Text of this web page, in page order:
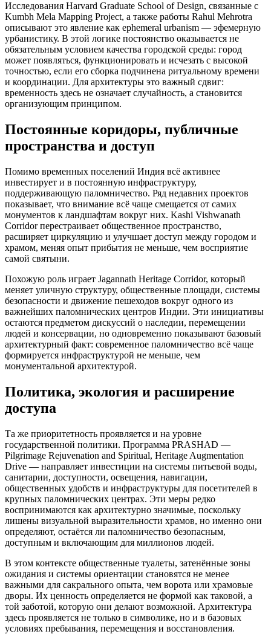
Исследования Harvard Graduate School of Design, связанные с
Kumbh Mela Mapping Project, а также работы Rahul Mehrotra
описывают это явление как ephemeral urbanism — эфемерную
урбанистику. В этой логике постоянство оказывается не
обязательным условием качества городской среды: город
может появляться, функционировать и исчезать с высокой
точностью, если его сборка подчинена ритуальному времени
и координации. Для архитектуры это важный сдвиг:
временность здесь не означает случайность, а становится
организующим принципом.
Постоянные коридоры, публичные
пространства и доступ
Помимо временных поселений Индия всё активнее
инвестирует и в постоянную инфраструктуру,
поддерживающую паломничество. Ряд недавних проектов
показывает, что внимание всё чаще смещается от самих
монументов к ландшафтам вокруг них. Kashi Vishwanath
Corridor перестраивает общественное пространство,
расширяет циркуляцию и улучшает доступ между городом и
храмом, меняя опыт прибытия не меньше, чем восприятие
самой святыни.
Похожую роль играет Jagannath Heritage Corridor, который
меняет уличную структуру, общественные площади, системы
безопасности и движение пешеходов вокруг одного из
важнейших паломнических центров Индии. Эти инициативы
остаются предметом дискуссий о наследии, перемещении
людей и консервации, но одновременно показывают базовый
архитектурный факт: современное паломничество всё чаще
формируется инфраструктурой не меньше, чем
монументальной архитектурой.
Политика, экология и расширение
доступа
Та же приоритетность проявляется и на уровне
государственной политики. Программа PRASHAD —
Pilgrimage Rejuvenation and Spiritual, Heritage Augmentation
Drive — направляет инвестиции на системы питьевой воды,
санитарии, доступности, освещения, навигации,
общественных удобств и инфраструктуры для посетителей в
крупных паломнических центрах. Эти меры редко
воспринимаются как архитектурно значимые, поскольку
лишены визуальной выразительности храмов, но именно они
определяют, остаётся ли паломничество безопасным,
доступным и включающим для миллионов людей.
В этом контексте общественные туалеты, затенённые зоны
ожидания и системы ориентации становятся не менее
важными для сакрального опыта, чем ворота или храмовые
дворы. Их ценность определяется не формой как таковой, а
той заботой, которую они делают возможной. Архитектура
здесь проявляется не только в символике, но и в базовых
условиях пребывания, перемещения и восстановления.